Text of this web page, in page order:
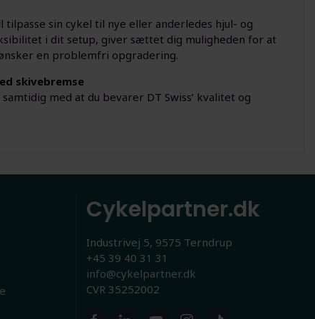
sin cykel til nye eller anderledes hjul- og
i dit setup, giver sættet dig muligheden for at
en problemfri opgradering.
skivebremse
med at du bevarer DT Swiss’ kvalitet og
Cykelpartner.dk
Industrivej 5, 9575 Terndrup
+45 39 40 31 31
info@cykelpartner.dk
CVR 35252002